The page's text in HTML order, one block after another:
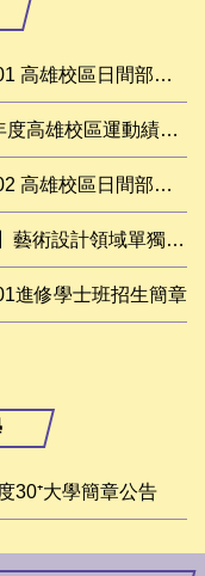
【2026】【暑假轉學考】115-01 高雄校區日間部學士班轉學考簡章
【2026】【運動績優】115學年度高雄校區運動績優招生簡章
【2026】【寒假轉學考】114-02 高雄校區日間部學士班轉學考簡章
【2026】【藝術設計領域單招】藝術設計領域單獨招生簡章
進修學士班招生簡章
30⁺大學簡章公告